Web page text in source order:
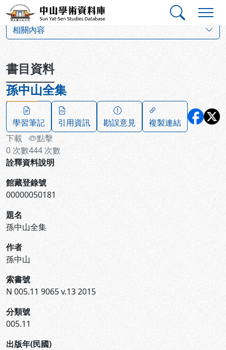
跳到主要內容
中山學術資料庫
相關內容
書目資料
孫中山全集
學習筆記 引用資訊 勘誤意見
複製連結
下載
0 次數
點擊
444 次數
詮釋資料說明
館藏登錄號
00000050181
題名
孫中山全集
作者
孫中山
索書號
N 005.11 9065 v.13 2015
分類號
005.11
出版年(民國)